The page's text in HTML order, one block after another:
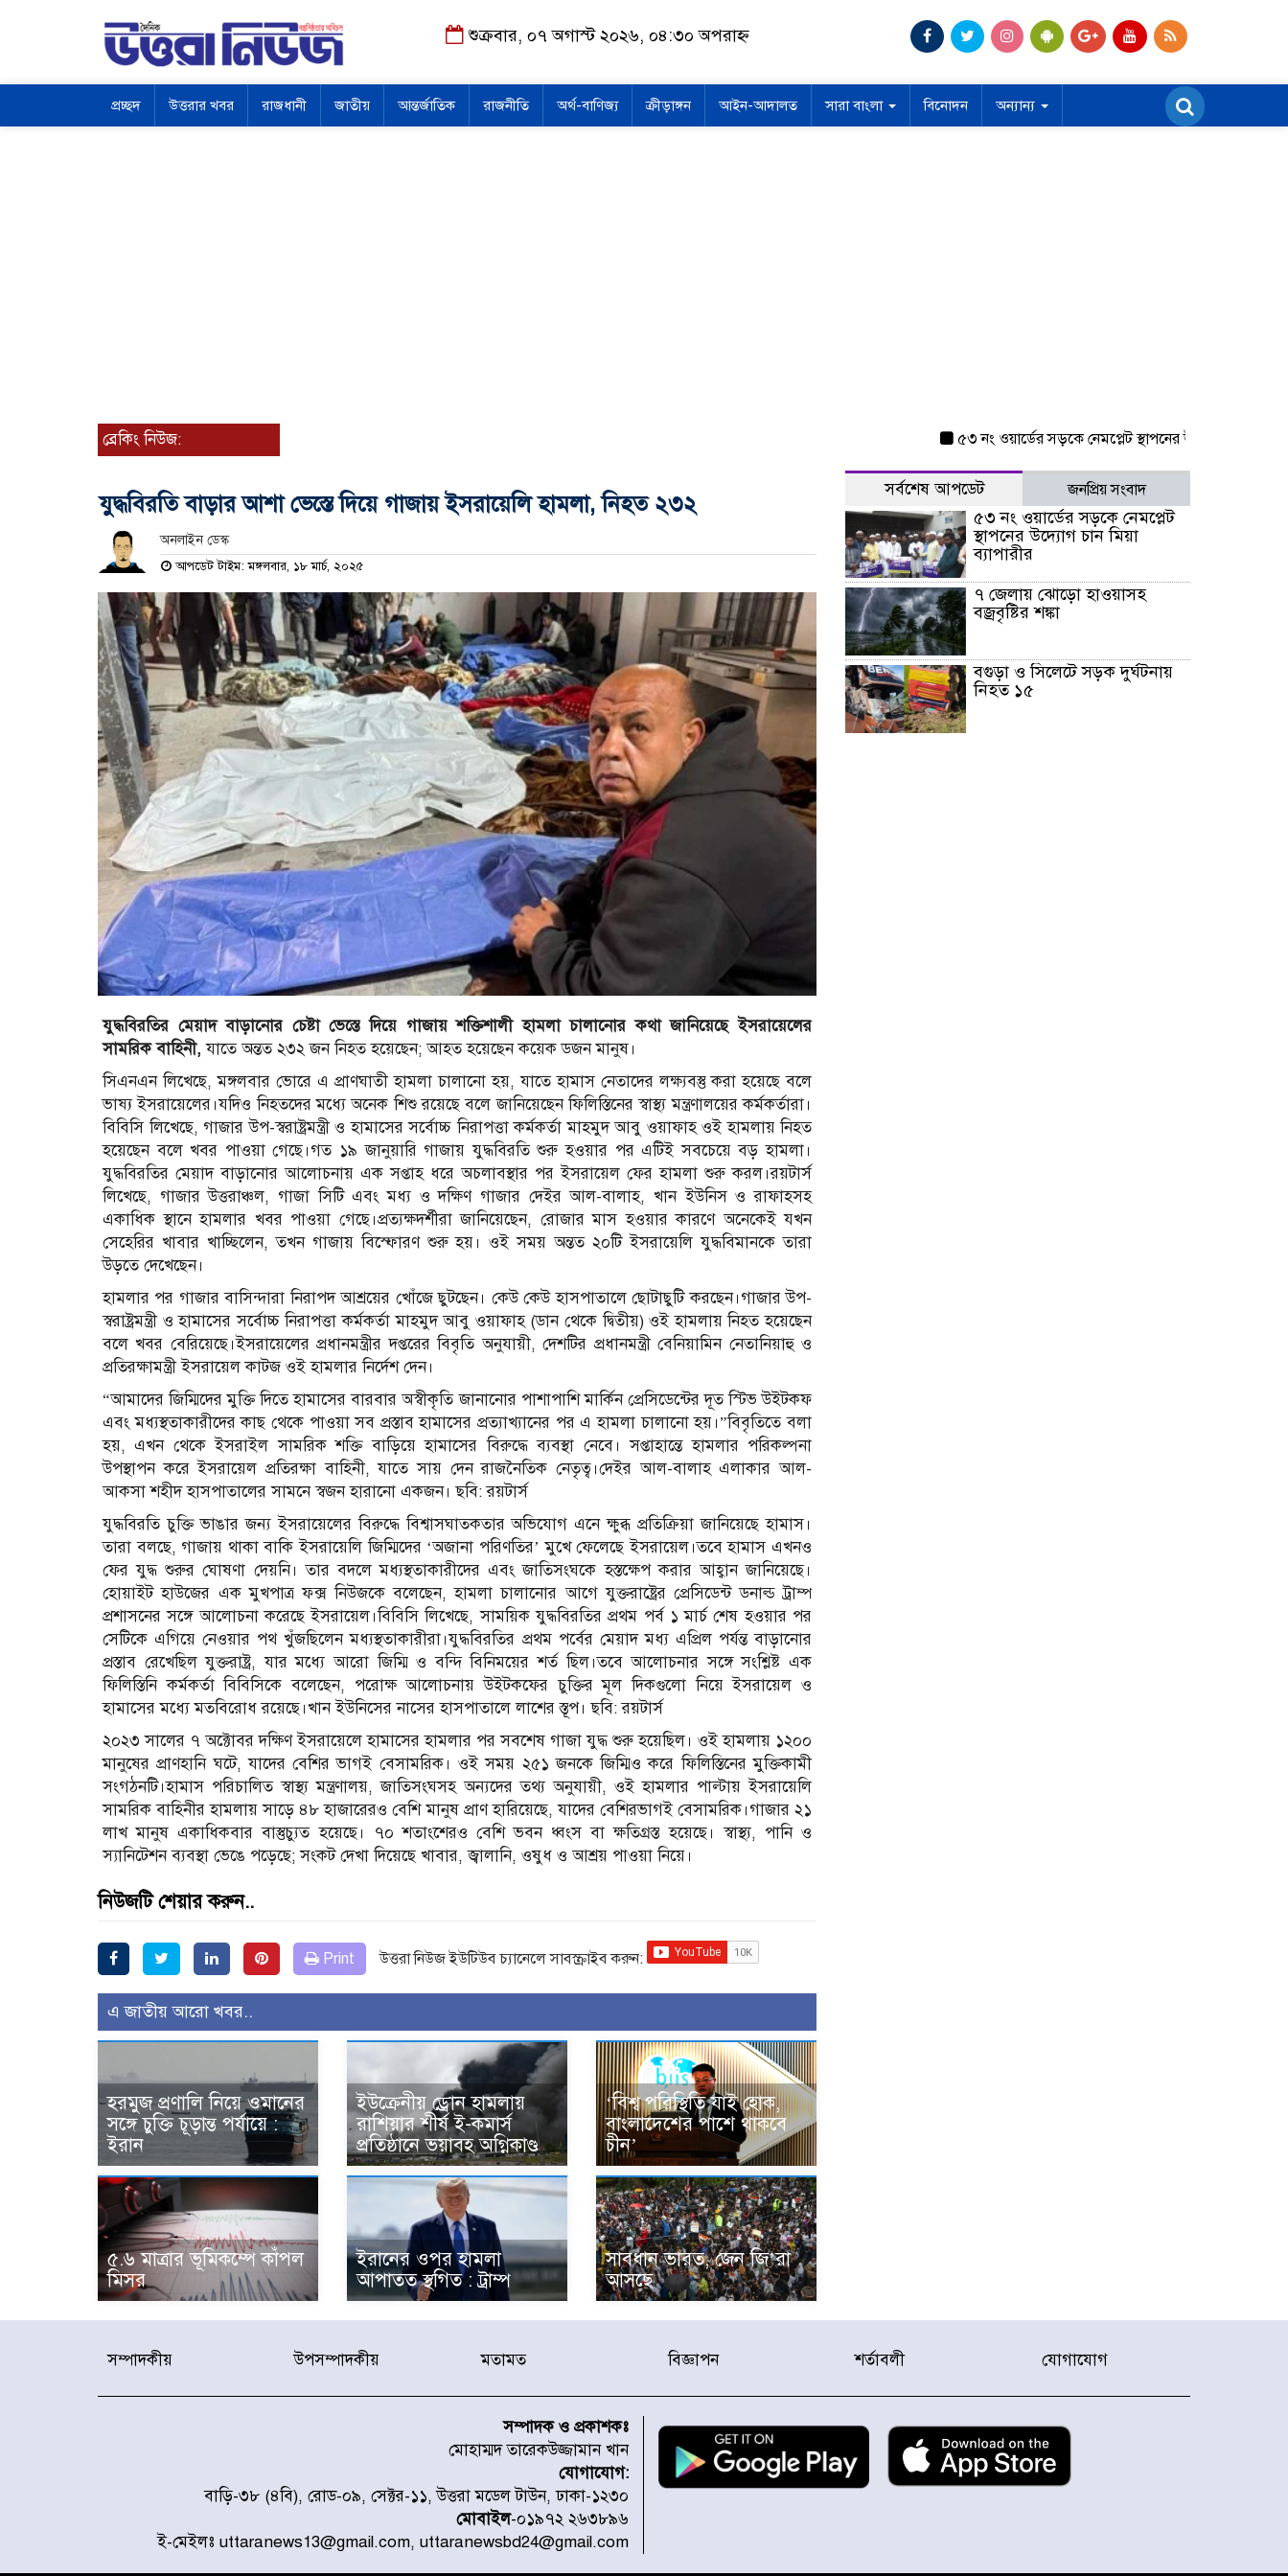
শুক্রবার, ০৭ অগাস্ট ২০২৬, ০৪:৩০ অপরাহ্ন
প্রচ্ছদ উত্তরার খবর রাজধানী জাতীয় আন্তর্জাতিক রাজনীতি অর্থ-বাণিজ্য ক্রীড়াঙ্গন আইন-আদালত সারা বাংলা বিনোদন অন্যান্য
ব্রেকিং নিউজ: ৫৩ নং ওয়ার্ডের সড়কে নেমপ্লেট স্থাপনের উদ্যোগ চান মিয়া
যুদ্ধবিরতি বাড়ার আশা ভেস্তে দিয়ে গাজায় ইসরায়েলি হামলা, নিহত ২৩২
অনলাইন ডেস্ক
আপডেট টাইম: মঙ্গলবার, ১৮ মার্চ, ২০২৫
যুদ্ধবিরতির মেয়াদ বাড়ানোর চেষ্টা ভেস্তে দিয়ে গাজায় শক্তিশালী হামলা চালানোর কথা জানিয়েছে ইসরায়েলের
সামরিক বাহিনী, যাতে অন্তত ২৩২ জন নিহত হয়েছেন; আহত হয়েছেন কয়েক ডজন মানুষ।
সিএনএন লিখেছে, মঙ্গলবার ভোরে এ প্রাণঘাতী হামলা চালানো হয়, যাতে হামাস নেতাদের লক্ষ্যবস্তু করা হয়েছে বলে
ভাষ্য ইসরায়েলের।যদিও নিহতদের মধ্যে অনেক শিশু রয়েছে বলে জানিয়েছেন ফিলিস্তিনের স্বাস্থ্য মন্ত্রণালয়ের কর্মকর্তারা।
বিবিসি লিখেছে, গাজার উপ-স্বরাষ্ট্রমন্ত্রী ও হামাসের সর্বোচ্চ নিরাপত্তা কর্মকর্তা মাহমুদ আবু ওয়াফাহ ওই হামলায় নিহত
হয়েছেন বলে খবর পাওয়া গেছে।গত ১৯ জানুয়ারি গাজায় যুদ্ধবিরতি শুরু হওয়ার পর এটিই সবচেয়ে বড় হামলা।
যুদ্ধবিরতির মেয়াদ বাড়ানোর আলোচনায় এক সপ্তাহ ধরে অচলাবস্থার পর ইসরায়েল ফের হামলা শুরু করল।রয়টার্স
লিখেছে, গাজার উত্তরাঞ্চল, গাজা সিটি এবং মধ্য ও দক্ষিণ গাজার দেইর আল-বালাহ, খান ইউনিস ও রাফাহসহ
একাধিক স্থানে হামলার খবর পাওয়া গেছে।প্রত্যক্ষদর্শীরা জানিয়েছেন, রোজার মাস হওয়ার কারণে অনেকেই যখন
সেহেরির খাবার খাচ্ছিলেন, তখন গাজায় বিস্ফোরণ শুরু হয়। ওই সময় অন্তত ২০টি ইসরায়েলি যুদ্ধবিমানকে তারা
উড়তে দেখেছেন।
হামলার পর গাজার বাসিন্দারা নিরাপদ আশ্রয়ের খোঁজে ছুটছেন। কেউ কেউ হাসপাতালে ছোটাছুটি করছেন।গাজার উপ-
স্বরাষ্ট্রমন্ত্রী ও হামাসের সর্বোচ্চ নিরাপত্তা কর্মকর্তা মাহমুদ আবু ওয়াফাহ (ডান থেকে দ্বিতীয়) ওই হামলায় নিহত হয়েছেন
বলে খবর বেরিয়েছে।ইসরায়েলের প্রধানমন্ত্রীর দপ্তরের বিবৃতি অনুযায়ী, দেশটির প্রধানমন্ত্রী বেনিয়ামিন নেতানিয়াহু ও
প্রতিরক্ষামন্ত্রী ইসরায়েল কাটজ ওই হামলার নির্দেশ দেন।
“আমাদের জিম্মিদের মুক্তি দিতে হামাসের বারবার অস্বীকৃতি জানানোর পাশাপাশি মার্কিন প্রেসিডেন্টের দূত স্টিভ উইটকফ
এবং মধ্যস্থতাকারীদের কাছ থেকে পাওয়া সব প্রস্তাব হামাসের প্রত্যাখ্যানের পর এ হামলা চালানো হয়।”বিবৃতিতে বলা
হয়, এখন থেকে ইসরাইল সামরিক শক্তি বাড়িয়ে হামাসের বিরুদ্ধে ব্যবস্থা নেবে। সপ্তাহান্তে হামলার পরিকল্পনা
উপস্থাপন করে ইসরায়েল প্রতিরক্ষা বাহিনী, যাতে সায় দেন রাজনৈতিক নেতৃত্ব।দেইর আল-বালাহ এলাকার আল-
আকসা শহীদ হাসপাতালের সামনে স্বজন হারানো একজন। ছবি: রয়টার্স
যুদ্ধবিরতি চুক্তি ভাঙার জন্য ইসরায়েলের বিরুদ্ধে বিশ্বাসঘাতকতার অভিযোগ এনে ক্ষুব্ধ প্রতিক্রিয়া জানিয়েছে হামাস।
তারা বলছে, গাজায় থাকা বাকি ইসরায়েলি জিম্মিদের ‘অজানা পরিণতির’ মুখে ফেলেছে ইসরায়েল।তবে হামাস এখনও
ফের যুদ্ধ শুরুর ঘোষণা দেয়নি। তার বদলে মধ্যস্থতাকারীদের এবং জাতিসংঘকে হস্তক্ষেপ করার আহ্বান জানিয়েছে।
হোয়াইট হাউজের এক মুখপাত্র ফক্স নিউজকে বলেছেন, হামলা চালানোর আগে যুক্তরাষ্ট্রের প্রেসিডেন্ট ডনাল্ড ট্রাম্প
প্রশাসনের সঙ্গে আলোচনা করেছে ইসরায়েল।বিবিসি লিখেছে, সাময়িক যুদ্ধবিরতির প্রথম পর্ব ১ মার্চ শেষ হওয়ার পর
সেটিকে এগিয়ে নেওয়ার পথ খুঁজছিলেন মধ্যস্থতাকারীরা।যুদ্ধবিরতির প্রথম পর্বের মেয়াদ মধ্য এপ্রিল পর্যন্ত বাড়ানোর
প্রস্তাব রেখেছিল যুক্তরাষ্ট্র, যার মধ্যে আরো জিম্মি ও বন্দি বিনিময়ের শর্ত ছিল।তবে আলোচনার সঙ্গে সংশ্লিষ্ট এক
ফিলিস্তিনি কর্মকর্তা বিবিসিকে বলেছেন, পরোক্ষ আলোচনায় উইটকফের চুক্তির মূল দিকগুলো নিয়ে ইসরায়েল ও
হামাসের মধ্যে মতবিরোধ রয়েছে।খান ইউনিসের নাসের হাসপাতালে লাশের স্তূপ। ছবি: রয়টার্স
২০২৩ সালের ৭ অক্টোবর দক্ষিণ ইসরায়েলে হামাসের হামলার পর সবশেষ গাজা যুদ্ধ শুরু হয়েছিল। ওই হামলায় ১২০০
মানুষের প্রাণহানি ঘটে, যাদের বেশির ভাগই বেসামরিক। ওই সময় ২৫১ জনকে জিম্মিও করে ফিলিস্তিনের মুক্তিকামী
সংগঠনটি।হামাস পরিচালিত স্বাস্থ্য মন্ত্রণালয়, জাতিসংঘসহ অন্যদের তথ্য অনুযায়ী, ওই হামলার পাল্টায় ইসরায়েলি
সামরিক বাহিনীর হামলায় সাড়ে ৪৮ হাজারেরও বেশি মানুষ প্রাণ হারিয়েছে, যাদের বেশিরভাগই বেসামরিক।গাজার ২১
লাখ মানুষ একাধিকবার বাস্তুচ্যুত হয়েছে। ৭০ শতাংশেরও বেশি ভবন ধ্বংস বা ক্ষতিগ্রস্ত হয়েছে। স্বাস্থ্য, পানি ও
স্যানিটেশন ব্যবস্থা ভেঙে পড়েছে; সংকট দেখা দিয়েছে খাবার, জ্বালানি, ওষুধ ও আশ্রয় পাওয়া নিয়ে।
নিউজটি শেয়ার করুন..
Print উত্তরা নিউজ ইউটিউব চ্যানেলে সাবস্ক্রাইব করুন:
এ জাতীয় আরো খবর..
হরমুজ প্রণালি নিয়ে ওমানের
সঙ্গে চুক্তি চূড়ান্ত পর্যায়ে :
ইরান
ইউক্রেনীয় ড্রোন হামলায়
রাশিয়ার শীর্ষ ই-কমার্স
প্রতিষ্ঠানে ভয়াবহ অগ্নিকাণ্ড
‘বিশ্ব পরিস্থিতি যাই হোক,
বাংলাদেশের পাশে থাকবে
চীন’
৫.৬ মাত্রার ভূমিকম্পে কাঁপল
মিসর
ইরানের ওপর হামলা
আপাতত স্থগিত : ট্রাম্প
সাবধান ভারত, জেন জি’রা
আসছে
সর্বশেষ আপডেট জনপ্রিয় সংবাদ
৫৩ নং ওয়ার্ডের সড়কে নেমপ্লেট
স্থাপনের উদ্যোগ চান মিয়া
ব্যাপারীর
৭ জেলায় ঝোড়ো হাওয়াসহ
বজ্রবৃষ্টির শঙ্কা
বগুড়া ও সিলেটে সড়ক দুর্ঘটনায়
নিহত ১৫
সম্পাদকীয় উপসম্পাদকীয় মতামত বিজ্ঞাপন শর্তাবলী যোগাযোগ
সম্পাদক ও প্রকাশকঃ
মোহাম্মদ তারেকউজ্জামান খান
যোগাযোগ:
বাড়ি-৩৮ (৪বি), রোড-০৯, সেক্টর-১১, উত্তরা মডেল টাউন, ঢাকা-১২৩০
মোবাইল-০১৯৭২ ২৬৩৮৯৬
ই-মেইলঃ uttaranews13@gmail.com, uttaranewsbd24@gmail.com